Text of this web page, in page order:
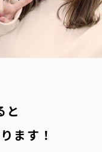
と
ます！